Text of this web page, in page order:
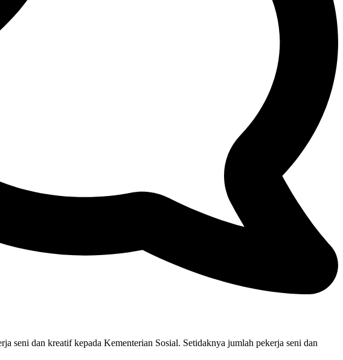
seni dan kreatif kepada Kementerian Sosial. Setidaknya jumlah pekerja seni dan